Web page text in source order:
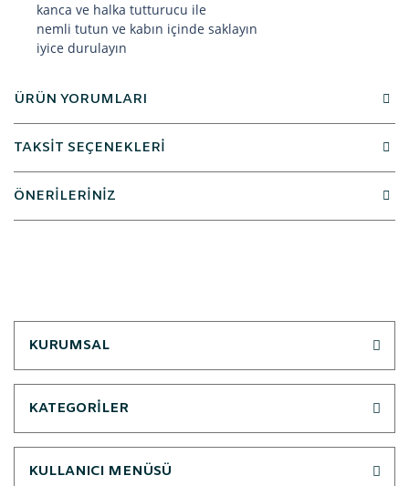
kanca ve halka tutturucu ile
nemli tutun ve kabın içinde saklayın
iyice durulayın
ÜRÜN YORUMLARI
TAKSİT SEÇENEKLERİ
ÖNERİLERİNİZ
KURUMSAL
KATEGORİLER
KULLANICI MENÜSÜ